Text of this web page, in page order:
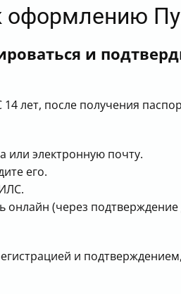
оформлению
и
14 лет, после получения
электронную почту.
его.
онлайн (через
и